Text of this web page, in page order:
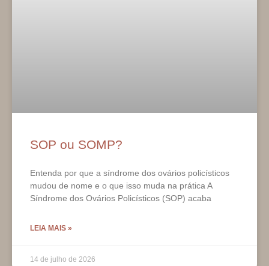
SOP ou SOMP?
Entenda por que a síndrome dos ovários policísticos
mudou de nome e o que isso muda na prática A
Síndrome dos Ovários Policísticos (SOP) acaba
LEIA MAIS »
14 de julho de 2026